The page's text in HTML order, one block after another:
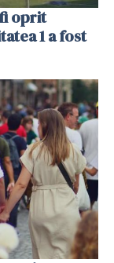
oprit
1 a fost